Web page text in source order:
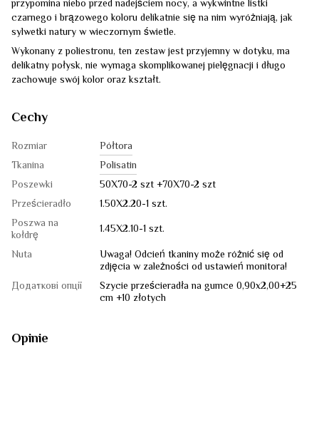
przypomina niebo przed nadejściem nocy, a wykwintne listki
czarnego i brązowego koloru delikatnie się na nim wyróżniają, jak
sylwetki natury w wieczornym świetle.
Wykonany z poliestronu, ten zestaw jest przyjemny w dotyku, ma
delikatny połysk, nie wymaga skomplikowanej pielęgnacji i długo
zachowuje swój kolor oraz kształt.
Cechy
Rozmiar
Półtora
Tkanina
Polisatin
Poszewki
50X70-2 szt +70X70-2 szt
Prześcieradło
1.50Х2.20-1 szt.
Poszwa na
kołdrę
1.45Х2.10-1 szt.
Nuta
Uwaga! Odcień tkaniny może różnić się od
zdjęcia w zależności od ustawień monitora!
Додаткові опції
Szycie prześcieradła na gumce 0,90x2,00+25
cm +10 złotych
Opinie